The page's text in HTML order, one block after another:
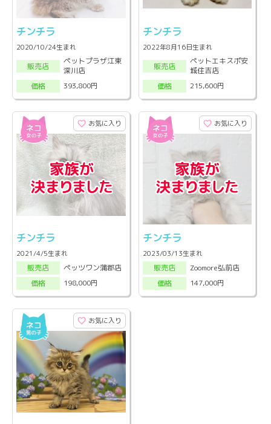
チンチラ
2020/10/24生まれ
販売店
ペットプラザ江東
深川店
価格
393,800円
チンチラ
2022年8月16日生まれ
販売店
ペットエキスポ安
城住吉店
価格
215,600円
お気に入り
チンチラ
2021/4/5生まれ
販売店
ペッツワン蒲郡店
価格
198,000円
お気に入り
チンチラ
2023/03/13生まれ
販売店
Zoomore弘前店
価格
147,000円
お気に入り